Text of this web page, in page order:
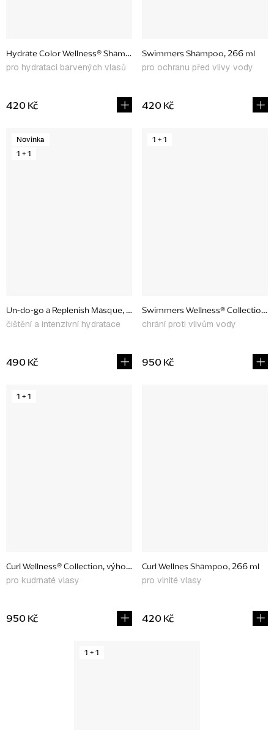
Hydrate Color Wellness® Shampoo, 266 ml
pro hydrataci barvených vlasů
420 Kč
Swimmers Shampoo, 266 ml
pro ochranu před vlivy vody
420 Kč
Novinka
1 + 1
Un-do-go a Replenish Masque, set produktů
čištění a intenzivní hydratace
490 Kč
1 + 1
Swimmers Wellness® Collection,
chrání proti vlivům vody
950 Kč
1 + 1
Curl Wellness® Collection, výhodný set
pro kudrnaté vlasy
950 Kč
Curl Wellnes Shampoo, 266 ml
pro vlnité vlasy
420 Kč
1 + 1